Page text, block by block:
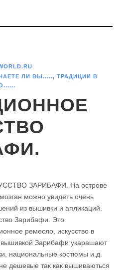
ЛИ ВЫ....., ТРАДИЦИИ В
ЗАРИБАФИ. На острове
можно увидеть очень
из вышивки и апликаций.
Зарибафи. Это
ремесло, искусство в
Зарибафи укарашают
национальные костюмы и.д.
дешевые так как вышиваються